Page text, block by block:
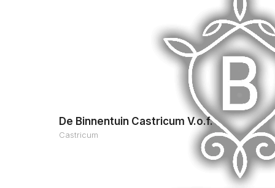
De Binnentuin Castricum V.o.f.
Castricum